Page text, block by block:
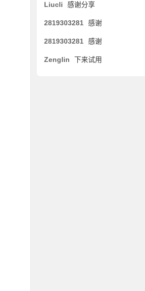
Liucli 感谢分享
2819303281 感谢
2819303281 感谢
Zenglin 下来试用